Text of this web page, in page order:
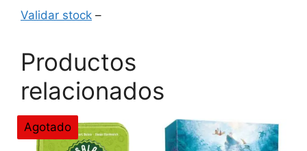
Validar stock –
Productos
relacionados
Agotado